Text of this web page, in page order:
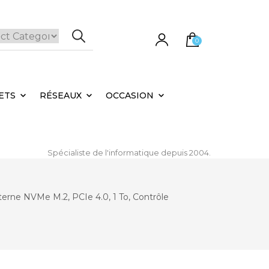
0
RÉSEAUX OCCASION
Spécialiste de l'informatique depuis 2004.
NVMe M.2, PCIe 4.0, 1 To, Contrôle